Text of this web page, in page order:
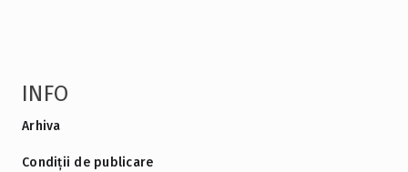
INFO
Arhiva
Condiții de publicare